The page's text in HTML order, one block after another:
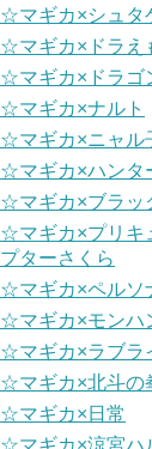
☆マギカ×シュタ
☆マギカ×ドラえ
☆マギカ×ドラゴ
マギカ×ナルト
☆マギカ×ニャル
☆マギカ×ハンタ
マギカ×ブラッ
☆マギカ×プリキ
ターさくら
☆マギカ×ペルソ
☆マギカ×モンハ
マギカ×ラブラ
☆マギカ×北斗の
☆マギカ×日常
マギカ×涼宮ハ